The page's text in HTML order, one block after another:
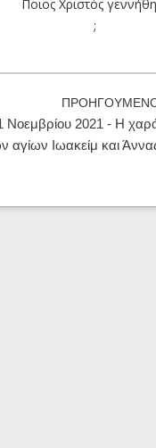
Ποιος Χριστός
;
Νοεμβρίου 2021 - Η
αγίων Ιωακείμ και